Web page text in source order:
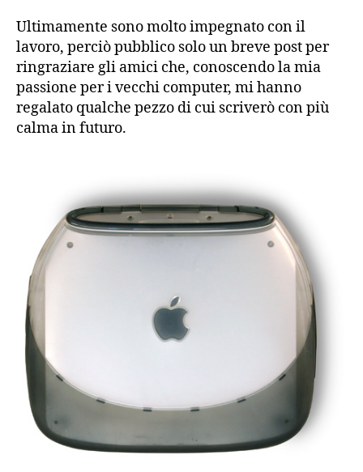
/
febbraio
2011
Ultimamente sono molto impegnato con il
lavoro, perciò pubblico solo un breve post per
ringraziare gli amici che, conoscendo la mia
passione per i vecchi computer, mi hanno
regalato qualche pezzo di cui scriverò con più
calma in futuro.